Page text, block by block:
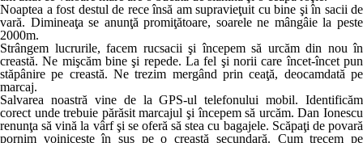
Noaptea a fost destul de rece însă am supravieţuit cu bine şi în sacii de
vară. Dimineaţa se anunţă promiţătoare, soarele ne mângâie la peste
2000m.
Strângem lucrurile, facem rucsacii şi începem să urcăm din nou în
creastă. Ne mişcăm bine şi repede. La fel şi norii care încet-încet pun
stăpânire pe creastă. Ne trezim mergând prin ceaţă, deocamdată pe
marcaj.
Salvarea noastră vine de la GPS-ul telefonului mobil. Identificăm
corect unde trebuie părăsit marcajul şi începem să urcăm. Dan Ionescu
renunţa să vină la vârf şi se oferă să stea cu bagajele. Scăpaţi de povară
pornim voiniceşte în sus pe o creastă secundară. Cum trecem pe